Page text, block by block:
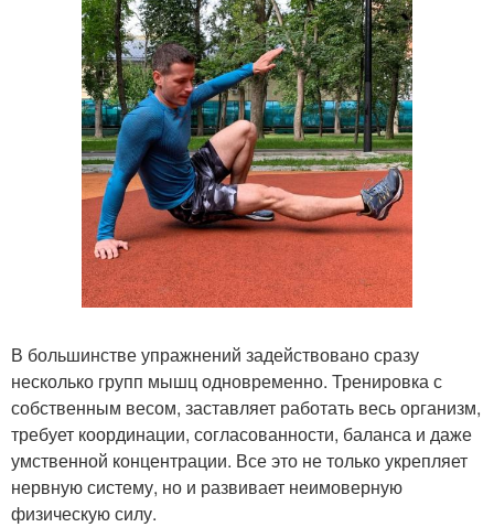
В большинстве упражнений задействовано сразу
несколько групп мышц одновременно. Тренировка с
собственным весом, заставляет работать весь организм,
требует координации, согласованности, баланса и даже
умственной концентрации. Все это не только укрепляет
нервную систему, но и развивает неимоверную
физическую силу.